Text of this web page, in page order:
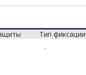
Тип фиксации
-